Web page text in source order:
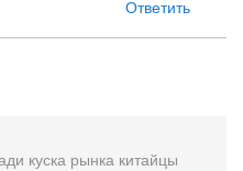
Ответить
куска рынка китайцы